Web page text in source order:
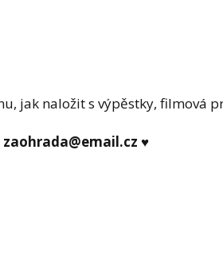
jak naložit s výpěstky, filmová
♥